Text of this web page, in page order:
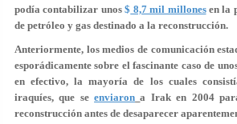
podía contabilizar unos$ 8,7 mil millonesen la
de petróleo y gas destinado a la reconstrucción.
Anteriormente, los medios de comunicación
esporádicamente sobre el fascinante caso de
en efectivo, la mayoría de los cuales
iraquíes, que seenviaron a Irak en 2004
reconstrucción antes de desaparecer